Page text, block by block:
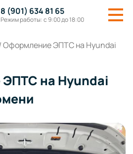
8 (901) 634 81 65
Режим работы: с 9:00 до 18:00
Оформление ЭПТС на Hyundai
на Hyundai